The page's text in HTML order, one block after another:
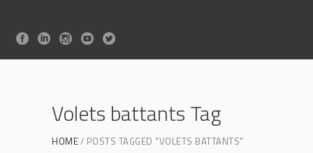
Volets battants Tag
HOME POSTS TAGGED "VOLETS BATTANTS"